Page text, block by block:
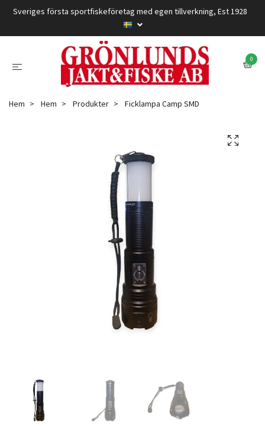
Sveriges första sportfiskeföretag med egen tillverkning, Est 1928
0
Hem Hem Produkter Ficklampa Camp SMD